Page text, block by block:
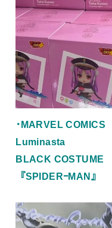
･MARVEL COMICS
Luminasta
BLACK COSTUME
『SPIDERｰMAN』